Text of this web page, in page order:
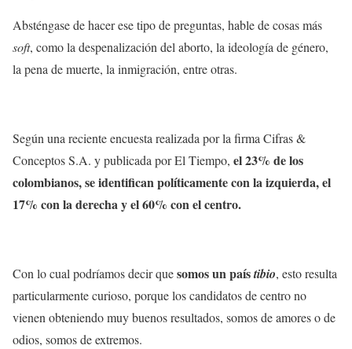
Absténgase de hacer ese tipo de preguntas, hable de cosas más
soft, como la despenalización del aborto, la ideología de género,
la pena de muerte, la inmigración, entre otras.
Según una reciente encuesta realizada por la firma Cifras &
Conceptos S.A. y publicada por El Tiempo, el 23% de los
colombianos, se identifican políticamente con la izquierda, el
17% con la derecha y el 60% con el centro.
Con lo cual podríamos decir quesomos un paístibio, esto resulta
particularmente curioso, porque los candidatos de centro no
vienen obteniendo muy buenos resultados, somos de amores o de
odios, somos de extremos.